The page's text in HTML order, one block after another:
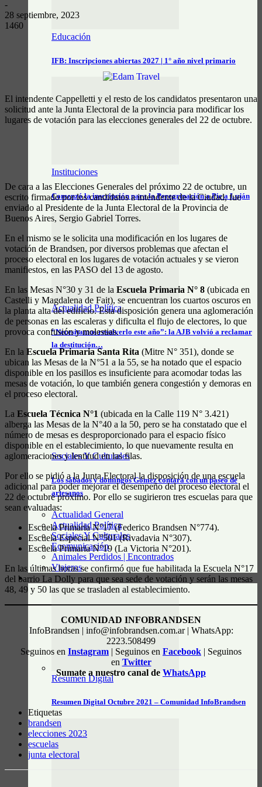
Educación
IFB: Inscripciones abiertas 2027 | 1° año nivel primario
Instituciones
Comenzó la inscripción para la Peregrinación a Pie a Luján
Actualidad Política
“Necesitamos resolverlo este año”: la AJB volvió a reclamar
la destitución…
Sociales Y Culturales
Los sábados y domingos Gómez contará con un paseo de
artesanos
Actualidad General
Actualidad Política
Sociales Y Culturales
Ecomunicación
Animales Perdidos | Encontrados
Viajeros
RESUMEN DIGITAL
Resumen Digital
Resumen Digital Octubre 2021 – Comunidad InfoBrandsen
-
28 septiembre, 2023
1460
El intendente Cappelletti y el resto de los candidatos presentaron una
solicitud ante la Junta Electoral de la provincia para modificar los
lugares de votación para las elecciones generales del 22 de octubre.
De cara a las Elecciones Generales del próximo 22 de octubre, un
escrito firmado por los candidatos a intendente de la Ciudad, fue
enviado al Presidente de la Junta Electoral de la Provincia de
Buenos Aires, Sergio Gabriel Torres.
En el mismo se le solicita una modificación en los lugares de
votación de Brandsen, por diversos problemas que afectan el
proceso electoral en los lugares de votación actuales y se vieron
manifiestos, en las PASO del 13 de agosto.
En las Mesas N°30 y 31 de la Escuela Primaria N° 8 (ubicada en
Castelli y Magdalena de Fait), se encuentran los cuartos oscuros en
la planta alta del edificio. Esta disposición genera una aglomeración
de personas en las escaleras y dificulta el flujo de electores, lo que
provoca confusión y molestias.
En la Escuela Primaria Santa Rita (Mitre N° 351), donde se
ubican las Mesas de la N°51 a la 55, se ha notado que el espacio
disponible en los pasillos es insuficiente para acomodar todas las
mesas de votación, lo que también genera congestión y demoras en
el proceso electoral.
La Escuela Técnica N°1 (ubicada en la Calle 119 N° 3.421)
alberga las Mesas de la N°40 a la 50, pero se ha constatado que el
número de mesas es desproporcionado para el espacio físico
disponible en el establecimiento, lo que nuevamente resulta en
aglomeraciones y lentitud en las filas.
Por ello se pidió a la Junta Electoral la disposición de una escuela
adicional para poder mejorar el desempeño del proceso electoral el
22 de octubre próximo. Por ello se sugirieron tres escuelas para que
sean evaluadas:
Escuela Primaria N°17 (Federico Brandsen N°774).
Escuela Especial N°501 (Rivadavia N°307).
Escuela Primaria N°19 (La Victoria N°201).
En las últimas horas se confirmó que fue habilitada la Escuela N°17
del barrio La Dolly para que sea sede de votación y serán las mesas
48, 49 y 50 las que se trasladen al establecimiento.
COMUNIDAD INFOBRANDSEN
InfoBrandsen | info@infobrandsen.com.ar | WhatsApp:
2223.508499
Seguinos en Instagram | Seguinos en Facebook | Seguinos
en Twitter
Sumate a nuestro canal de WhatsApp
Etiquetas
brandsen
elecciones 2023
escuelas
junta electoral